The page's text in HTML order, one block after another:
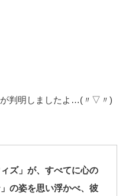
判明しましたよ…(〃▽〃)
ズ」が、すべてに心の
の姿を思い浮かべ、彼